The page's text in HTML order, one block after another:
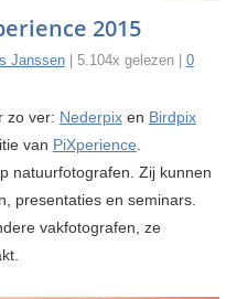
2015
Janssen| 5.104x gelezen | 0
zo ver: Nederpixen Birdpix
van PiXperience.
natuurfotografen. Zij kunnen
presentaties en seminars.
vakfotografen, ze